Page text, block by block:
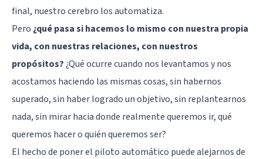
final, nuestro cerebro los automatiza.
Pero ¿qué pasa si hacemos lo mismo con nuestra propia
vida, con nuestras relaciones, con nuestros
propósitos?¿Qué ocurre cuando nos levantamos y nos
acostamos haciendo las mismas cosas, sin habernos
superado, sin haber logrado un objetivo, sin replantearnos
nada, sin mirar hacia donde realmente queremos ir, qué
queremos hacer o quién queremos ser?
El hecho de poner el piloto automático puede alejarnos de